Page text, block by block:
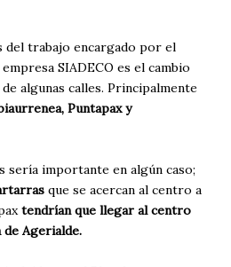
del trabajo encargado por el
SIADECO es el cambio
algunas calles. Principalmente
Puntapax y
sería importante en algún caso;
que se acercan al centro a
tendrían que llegar al centro
Agerialde.